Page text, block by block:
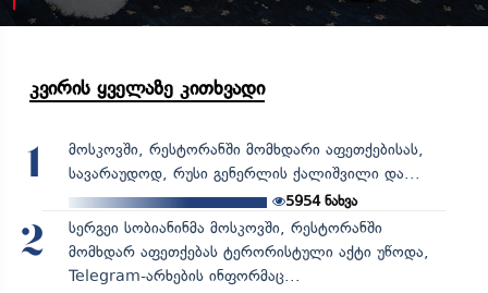
კვირის ყველაზე კითხვადი
1
მოსკოვში, რესტორანში მომხდარი აფეთქებისას,
სავარაუდოდ, რუსი გენერლის ქალიშვილი და...
5954ნახვა
2
სერგეი სობიანინმა მოსკოვში, რესტორანში
მომხდარ აფეთქებას ტერორისტული აქტი უწოდა,
Telegram-არხების ინფორმაც...